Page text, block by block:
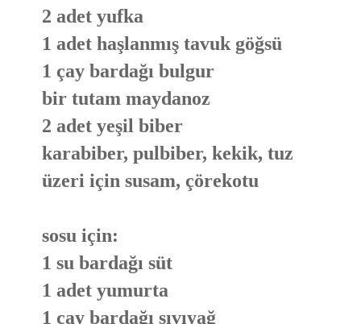
2 adet yufka
1 adet haşlanmış tavuk göğsü
1 çay bardağı bulgur
bir tutam maydanoz
2 adet yeşil biber
karabiber, pulbiber, kekik, tuz
üzeri için susam, çörekotu
sosu için:
1 su bardağı süt
1 adet yumurta
1 çay bardağı sıvıyağ